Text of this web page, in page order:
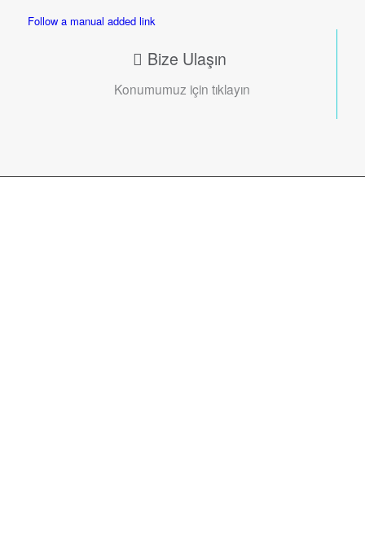
Follow a manual added link
Bize Ulaşın
Konumumuz için tıklayın